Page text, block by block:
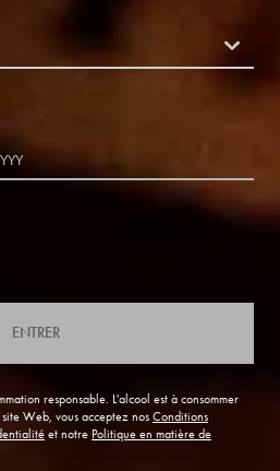
ENTRER
responsable. L'alcool est à consommer
Web, vous acceptez nos Conditions
et notre Politique en matière de